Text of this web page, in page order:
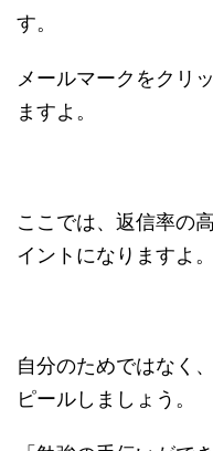
す。
メールマークをクリ
ますよ。
ここでは、返信率の
イントになりますよ。
自分のためではなく
ピールしましょう。